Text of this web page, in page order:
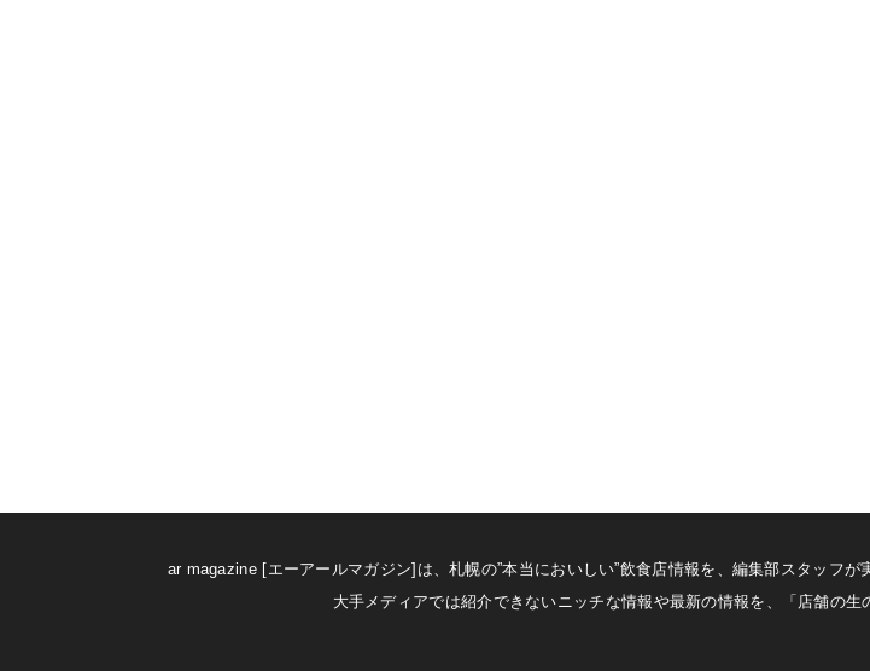
ar magazine [エーアールマガジン]は、札幌の”本当においしい”飲食店情報を、編集部スタッフ
大手メディアでは紹介できないニッチな情報や最新の情報を、「店舗の